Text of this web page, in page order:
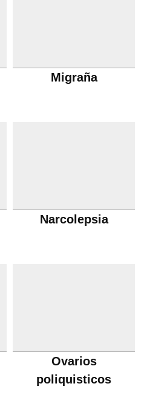
Migraña
Narcolepsia
Ovarios
poliquisticos